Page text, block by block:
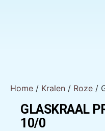
Home / Kralen / Roze /
GLASKRAAL
10/0